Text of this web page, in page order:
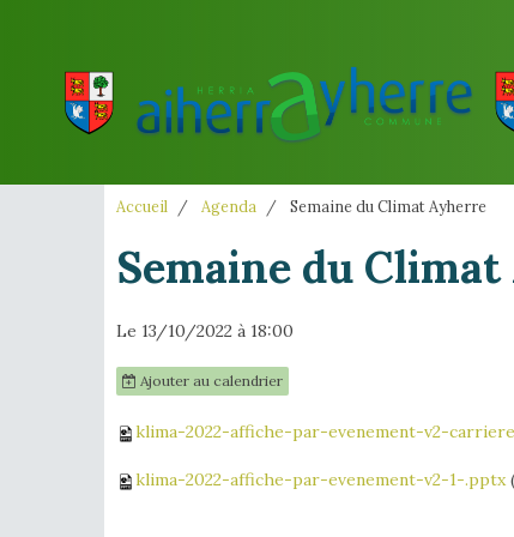
Accueil Agenda Semaine du Climat Ayherre
Semaine du
Le 13/10/2022 à 18:00
Ajouter au calendrier
klima-2022-affiche-par-evenement-v2-
klima-2022-affiche-par-evenement-v2-1-.pptx